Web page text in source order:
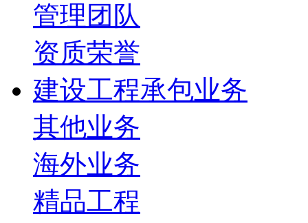
管理团队
资质荣誉
建设工程承包业务
其他业务
海外业务
精品工程